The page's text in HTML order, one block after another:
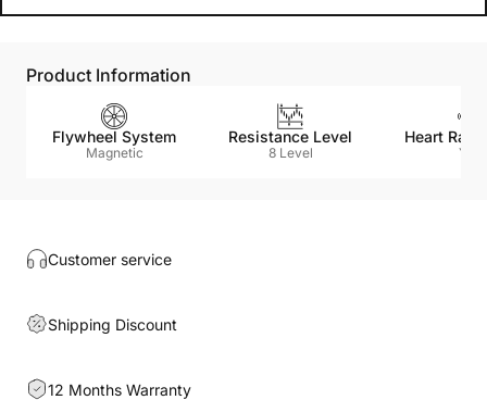
Product Information
Flywheel System
Magnetic
Resistance Level
8 Level
Heart Rate
Yes
Customer service
Shipping Discount
12 Months Warranty